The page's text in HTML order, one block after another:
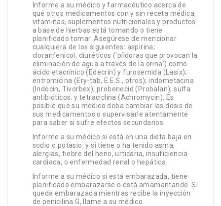
Informe a su médico y farmacéutico acerca de
qué otros medicamentos con y sin receta médica,
vitaminas, suplementos nutricionales y productos
a base de hierbas está tomando o tiene
planificado tomar. Asegúrese de mencionar
cualquiera de los siguientes: aspirina;
cloranfenicol; diuréticos ('píldoras que provocan la
eliminación de agua a través de la orina') como
ácido etacrínico (Edecrin) y furosemida (Lasix);
eritromicina (Ery-tab, E.E.S., otros); indometacina
(Indocin, Tivorbex); probenecid (Probalan); sulfa
antibióticos; y tetraciclina (Achromycin). Es
posible que su médico deba cambiar las dosis de
sus medicamentos o supervisarle atentamente
para saber si sufre efectos secundarios.
Informe a su médico si está en una dieta baja en
sodio o potasio, y si tiene o ha tenido asma,
alergias, fiebre del heno, urticaria, insuficiencia
cardiaca, o enfermedad renal o hepática.
Informe a su médico si está embarazada, tiene
planificado embarazarse o está amamantando. Si
queda embarazada mientras recibe la inyección
de penicilina G, llame a su médico.